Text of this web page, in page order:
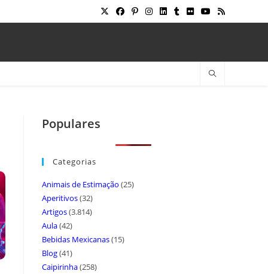
Populares
Categorias
Animais de Estimação (25)
Aperitivos(32)
Artigos(3.814)
Aula(42)
Bebidas Mexicanas(15)
Blog(41)
Caipirinha(258)